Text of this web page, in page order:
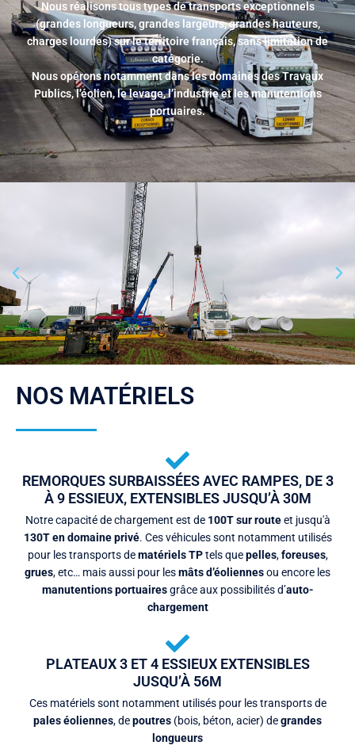
Nous réalisons tous types de transports exceptionnels
(grandes longueurs, grandes largeurs, grandes hauteurs,
charges lourdes) sur le territoire français, sans limitation de
catégorie.
Nous opérons notamment dans les domaines des Travaux
Publics, l’éolien, le levage, l’industrie et les manutentions
portuaires.
NOS MATÉRIELS
REMORQUES SURBAISSÉES AVEC RAMPES, DE 3
À 9 ESSIEUX, EXTENSIBLES JUSQU’À 30M
Notre capacité de chargement est de 100T sur routeet jusqu'à
130T en domaine privé. Ces véhicules sont notamment utilisés
pour les transports dematériels TPtels quepelles,foreuses,
grues, etc… mais aussi pour lesmâts d’éoliennesou encore les
manutentions portuairesgrâce aux possibilités d’auto-
chargement
PLATEAUX 3 ET 4 ESSIEUX EXTENSIBLES
JUSQU’À 56M
Ces matériels sont notamment utilisés pour les transports de
pales éoliennes, depoutres (bois, béton, acier) degrandes
longueurs